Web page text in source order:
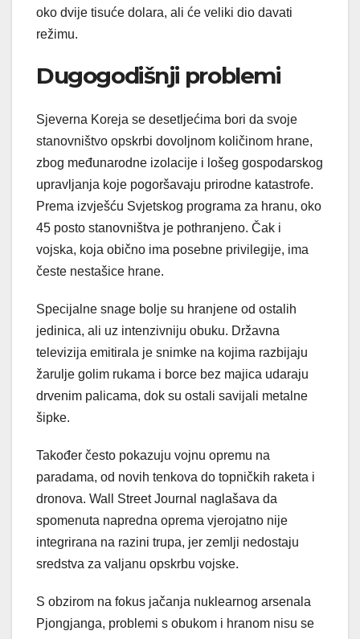
oko dvije tisuće dolara, ali će veliki dio davati
režimu.
Dugogodišnji problemi
Sjeverna Koreja se desetljećima bori da svoje
stanovništvo opskrbi dovoljnom količinom hrane,
zbog međunarodne izolacije i lošeg gospodarskog
upravljanja koje pogoršavaju prirodne katastrofe.
Prema izvješću Svjetskog programa za hranu, oko
45 posto stanovništva je pothranjeno. Čak i
vojska, koja obično ima posebne privilegije, ima
česte nestašice hrane.
Specijalne snage bolje su hranjene od ostalih
jedinica, ali uz intenzivniju obuku. Državna
televizija emitirala je snimke na kojima razbijaju
žarulje golim rukama i borce bez majica udaraju
drvenim palicama, dok su ostali savijali metalne
šipke.
Također često pokazuju vojnu opremu na
paradama, od novih tenkova do topničkih raketa i
dronova. Wall Street Journal naglašava da
spomenuta napredna oprema vjerojatno nije
integrirana na razini trupa, jer zemlji nedostaju
sredstva za valjanu opskrbu vojske.
S obzirom na fokus jačanja nuklearnog arsenala
Pjongjanga, problemi s obukom i hranom nisu se